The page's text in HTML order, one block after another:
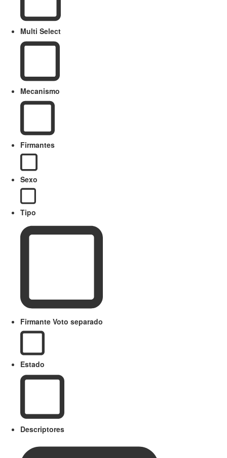
Multi Select
Mecanismo
Firmantes
Sexo
Tipo
Firmante Voto separado
Estado
Descriptores